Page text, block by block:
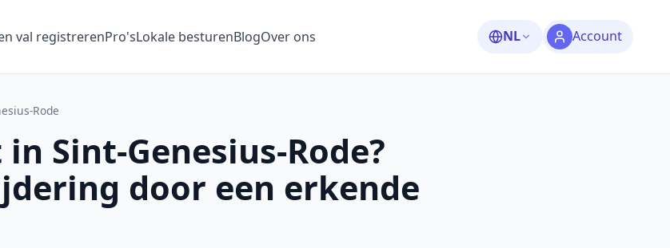
val registrerenPro'sLokale besturenBlogOver ons NL Account
Rode
Sint-Genesius-Rode?
door een erkende